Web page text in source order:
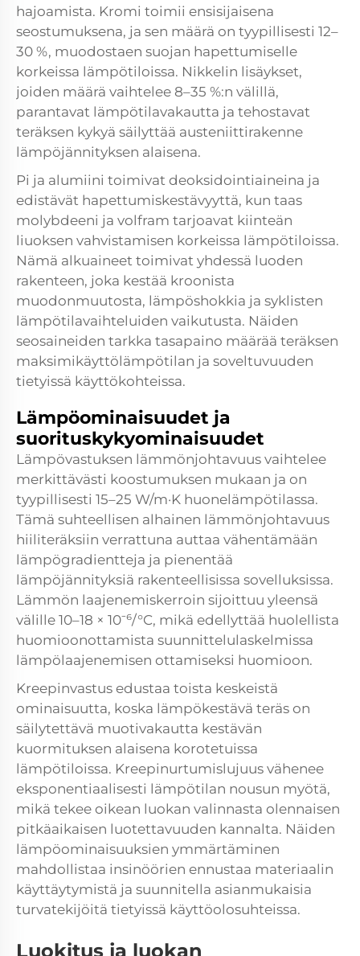
hajoamista. Kromi toimii ensisijaisena
seostumuksena, ja sen määrä on tyypillisesti 12–
30 %, muodostaen suojan hapettumiselle
korkeissa lämpötiloissa. Nikkelin lisäykset,
joiden määrä vaihtelee 8–35 %:n välillä,
parantavat lämpötilavakautta ja tehostavat
teräksen kykyä säilyttää austeniittirakenne
lämpöjännityksen alaisena.
Pi ja alumiini toimivat deoksidointiaineina ja
edistävät hapettumiskestävyyttä, kun taas
molybdeeni ja volfram tarjoavat kiinteän
liuoksen vahvistamisen korkeissa lämpötiloissa.
Nämä alkuaineet toimivat yhdessä luoden
rakenteen, joka kestää kroonista
muodonmuutosta, lämpöshokkia ja syklisten
lämpötilavaihteluiden vaikutusta. Näiden
seosaineiden tarkka tasapaino määrää teräksen
maksimikäyttölämpötilan ja soveltuvuuden
tietyissä käyttökohteissa.
Lämpöominaisuudet ja
suorituskykyominaisuudet
Lämpövastuksen lämmönjohtavuus vaihtelee
merkittävästi koostumuksen mukaan ja on
tyypillisesti 15–25 W/m·K huonelämpötilassa.
Tämä suhteellisen alhainen lämmönjohtavuus
hiiliteräksiin verrattuna auttaa vähentämään
lämpögradientteja ja pienentää
lämpöjännityksiä rakenteellisissa sovelluksissa.
Lämmön laajenemiskerroin sijoittuu yleensä
välille 10–18 × 10⁻⁶/°C, mikä edellyttää huolellista
huomioonottamista suunnittelulaskelmissa
lämpölaajenemisen ottamiseksi huomioon.
Kreepinvastus edustaa toista keskeistä
ominaisuutta, koska lämpökestävä teräs on
säilytettävä muotivakautta kestävän
kuormituksen alaisena korotetuissa
lämpötiloissa. Kreepinurtumislujuus vähenee
eksponentiaalisesti lämpötilan nousun myötä,
mikä tekee oikean luokan valinnasta olennaisen
pitkäaikaisen luotettavuuden kannalta. Näiden
lämpöominaisuuksien ymmärtäminen
mahdollistaa insinöörien ennustaa materiaalin
käyttäytymistä ja suunnitella asianmukaisia
turvatekijöitä tietyissä käyttöolosuhteissa.
Luokitus ja luokan